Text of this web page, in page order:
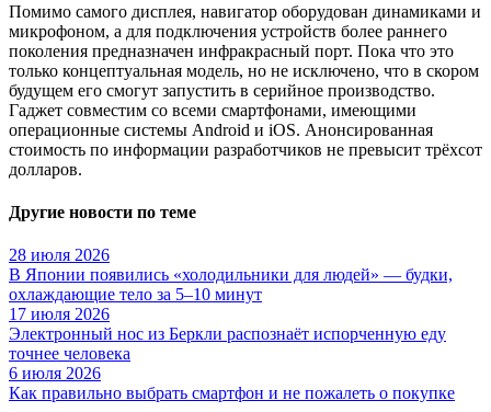
Помимо самого дисплея, навигатор оборудован динамиками и
микрофоном, а для подключения устройств более раннего
поколения предназначен инфракрасный порт. Пока что это
только концептуальная модель, но не исключено, что в скором
будущем его смогут запустить в серийное производство.
Гаджет совместим со всеми смартфонами, имеющими
операционные системы Android и iOS. Анонсированная
стоимость по информации разработчиков не превысит трёхсот
долларов.
Другие новости по теме
28 июля 2026
В Японии появились «холодильники для людей» — будки,
охлаждающие тело за 5–10 минут
17 июля 2026
Электронный нос из Беркли распознаёт испорченную еду
точнее человека
6 июля 2026
Как правильно выбрать смартфон и не пожалеть о покупке